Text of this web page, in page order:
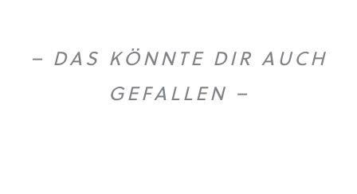
– DAS KÖNNTE DIR AUCH
GEFALLEN –